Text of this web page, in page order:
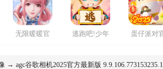
无限暖暖官
逃跑吧!少年
蛋仔派对
→ agc谷歌相机2025官方最新版